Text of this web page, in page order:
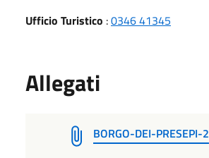
Ufficio Turistico :0346 41345
Allegati
BORGO-DEI-PRESEPI-2